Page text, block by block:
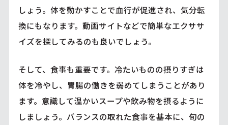
しょう。体を動かすことで血行が促進され、気分転
換にもなります。動画サイトなどで簡単なエクササ
イズを探してみるのも良いでしょう。
そして、食事も重要です。冷たいものの摂りすぎは
体を冷やし、胃腸の働きを弱めてしまうことがあり
ます。意識して温かいスープや飲み物を摂るように
しましょう。バランスの取れた食事を基本に、旬の